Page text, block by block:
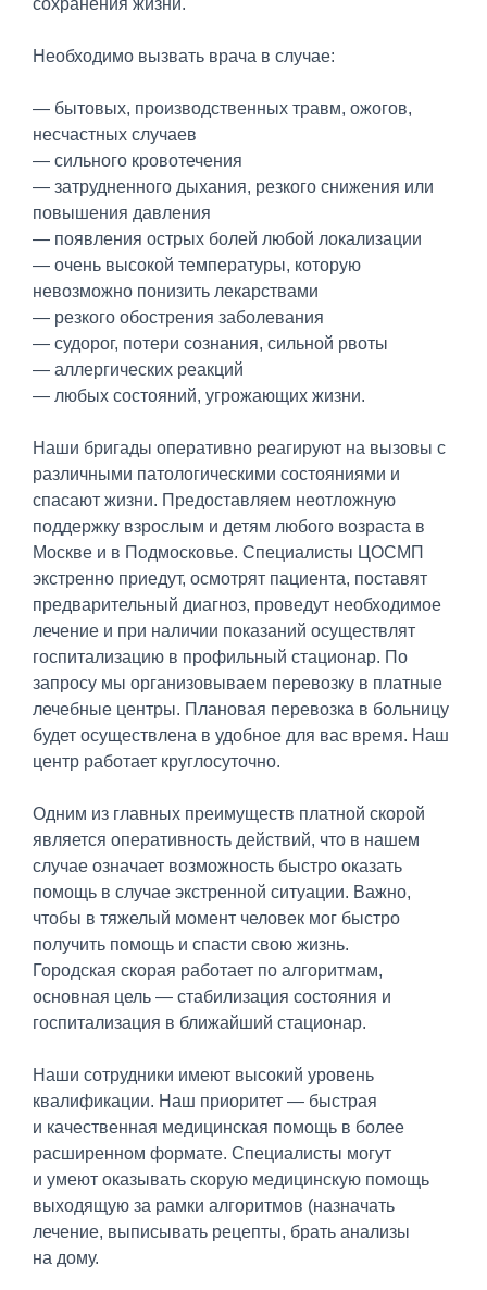
сохранения жизни.
Необходимо вызвать врача в случае:
— бытовых, производственных травм, ожогов,
несчастных случаев
— сильного кровотечения
— затрудненного дыхания, резкого снижения или
повышения давления
— появления острых болей любой локализации
— очень высокой температуры, которую
невозможно понизить лекарствами
— резкого обострения заболевания
— судорог, потери сознания, сильной рвоты
— аллергических реакций
— любых состояний, угрожающих жизни.
Наши бригады оперативно реагируют на вызовы с
различными патологическими состояниями и
спасают жизни. Предоставляем неотложную
поддержку взрослым и детям любого возраста в
Москве и в Подмосковье. Специалисты ЦОСМП
экстренно приедут, осмотрят пациента, поставят
предварительный диагноз, проведут необходимое
лечение и при наличии показаний осуществлят
госпитализацию в профильный стационар. По
запросу мы организовываем перевозку в платные
лечебные центры. Плановая перевозка в больницу
будет осуществлена в удобное для вас время. Наш
центр работает круглосуточно.
Одним из главных преимуществ платной скорой
является оперативность действий, что в нашем
случае означает возможность быстро оказать
помощь в случае экстренной ситуации. Важно,
чтобы в тяжелый момент человек мог быстро
получить помощь и спасти свою жизнь.
Городская скорая работает по алгоритмам,
основная цель — стабилизация состояния и
госпитализация в ближайший стационар.
Наши сотрудники имеют высокий уровень
квалификации. Наш приоритет — быстрая
и качественная медицинская помощь в более
расширенном формате. Специалисты могут
и умеют оказывать скорую медицинскую помощь
выходящую за рамки алгоритмов (назначать
лечение, выписывать рецепты, брать анализы
на дому.